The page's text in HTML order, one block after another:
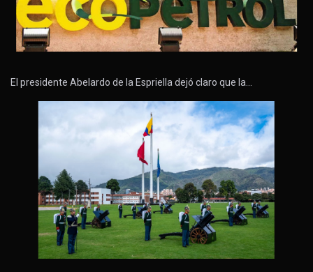
El presidente Abelardo de la Espriella dejó claro que la…